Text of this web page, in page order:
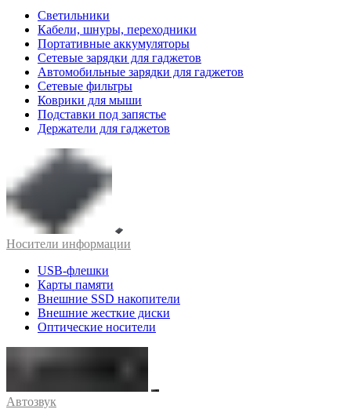
Светильники
Кабели, шнуры, переходники
Портативные аккумуляторы
Сетевые зарядки для гаджетов
Автомобильные зарядки для гаджетов
Сетевые фильтры
Коврики для мыши
Подставки под запястье
Держатели для гаджетов
Носители информации
USB-флешки
Карты памяти
Внешние SSD накопители
Внешние жесткие диски
Оптические носители
Автозвук